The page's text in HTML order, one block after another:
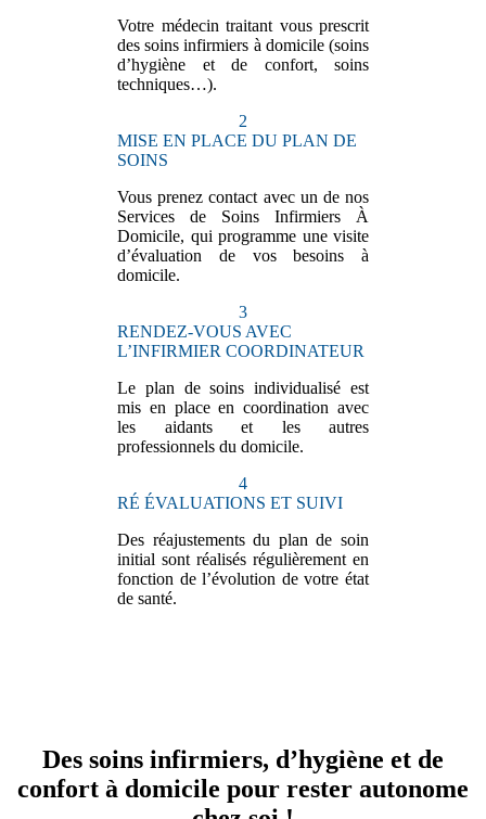
Votre médecin traitant vous prescrit
des soins infirmiers à domicile (soins
d’hygiène et de confort, soins
techniques…).
2
MISE EN PLACE DU PLAN DE
SOINS
Vous prenez contact avec un de nos
Services de Soins Infirmiers À
Domicile, qui programme une visite
d’évaluation de vos besoins à
domicile.
3
RENDEZ-VOUS AVEC
L’INFIRMIER COORDINATEUR
Le plan de soins individualisé est
mis en place en coordination avec
les aidants et les autres
professionnels du domicile.
4
RÉ ÉVALUATIONS ET SUIVI
Des réajustements du plan de soin
initial sont réalisés régulièrement en
fonction de l’évolution de votre état
de santé.
Des soins infirmiers, d’hygiène et de
confort à domicile pour rester autonome